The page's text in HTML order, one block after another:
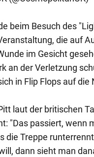
beim Besuch des
die auf
im Gesicht
an der Verletzung
in Flip Flops auf die
laut der britischen
"Das passiert, wenn
die Treppe
dann sieht man